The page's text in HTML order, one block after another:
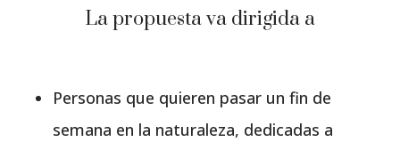
La propuesta va dirigida a
Personas que quieren pasar un fin de
semana en la naturaleza, dedicadas a